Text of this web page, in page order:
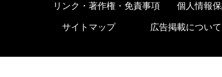
リンク・著作権・免責事項 個人情報
サイトマップ 広告掲載について